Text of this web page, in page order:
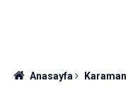
Anasayfa Karaman